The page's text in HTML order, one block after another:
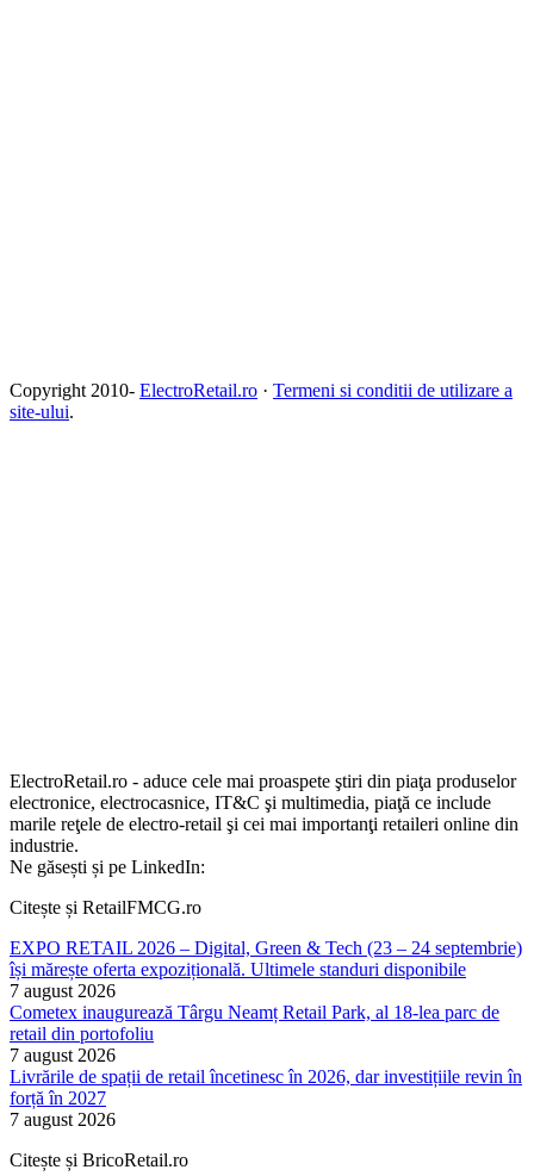
Copyright 2010- ElectroRetail.ro · Termeni si conditii de utilizare a
site-ului.
ElectroRetail.ro - aduce cele mai proaspete ştiri din piaţa produselor
electronice, electrocasnice, IT&C şi multimedia, piaţă ce include
marile reţele de electro-retail şi cei mai importanţi retaileri online din
industrie.
Ne găsești și pe LinkedIn:
Citește și RetailFMCG.ro
EXPO RETAIL 2026 – Digital, Green & Tech (23 – 24 septembrie)
își mărește oferta expozițională. Ultimele standuri disponibile
7 august 2026
Cometex inaugurează Târgu Neamț Retail Park, al 18-lea parc de
retail din portofoliu
7 august 2026
Livrările de spații de retail încetinesc în 2026, dar investițiile revin în
forță în 2027
7 august 2026
Citește și BricoRetail.ro